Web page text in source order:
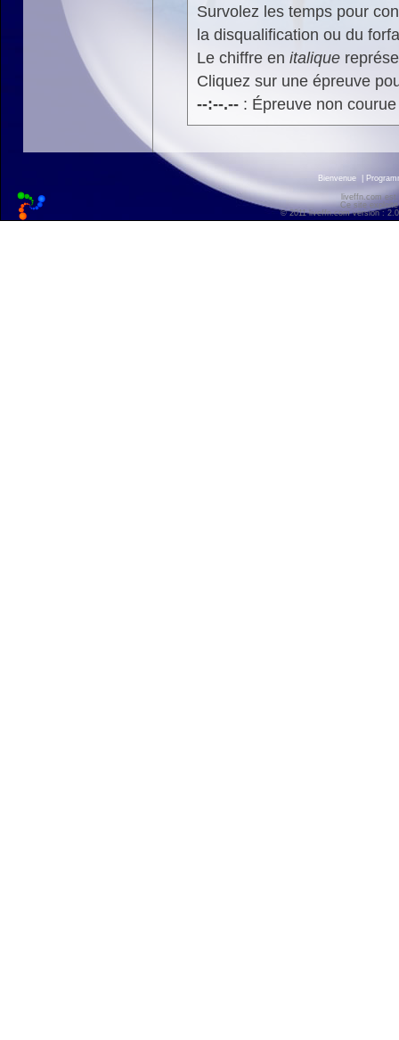
Survolez les temps pour
la disqualification ou du
Le chiffre en italique
Cliquez sur une épreuve
--:--.--: Épreuve non
Bienvenue
liveffn.com est
Ce site
© 2011 liveffn.com version :